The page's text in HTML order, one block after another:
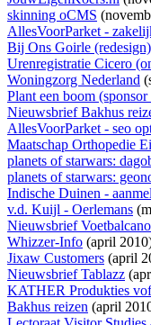
skinning oCMS
AllesVoorParket -
Bij Ons Goirle (redesign)
Urenregistratie Cicero
Woningzorg Nederland
Plant een boom
Nieuwsbrief Bakhus
AllesVoorParket - seo
Maatschap Orthopedie
planets of starwars:
planets of starwars:
Indische Duinen -
v.d. Kuijl - Oerlemans
Nieuwsbrief
Whizzer-Info (april
Jixaw Customers (april
Nieuwsbrief Tablazz
KATHER Produkties vof
Bakhus reizen (april